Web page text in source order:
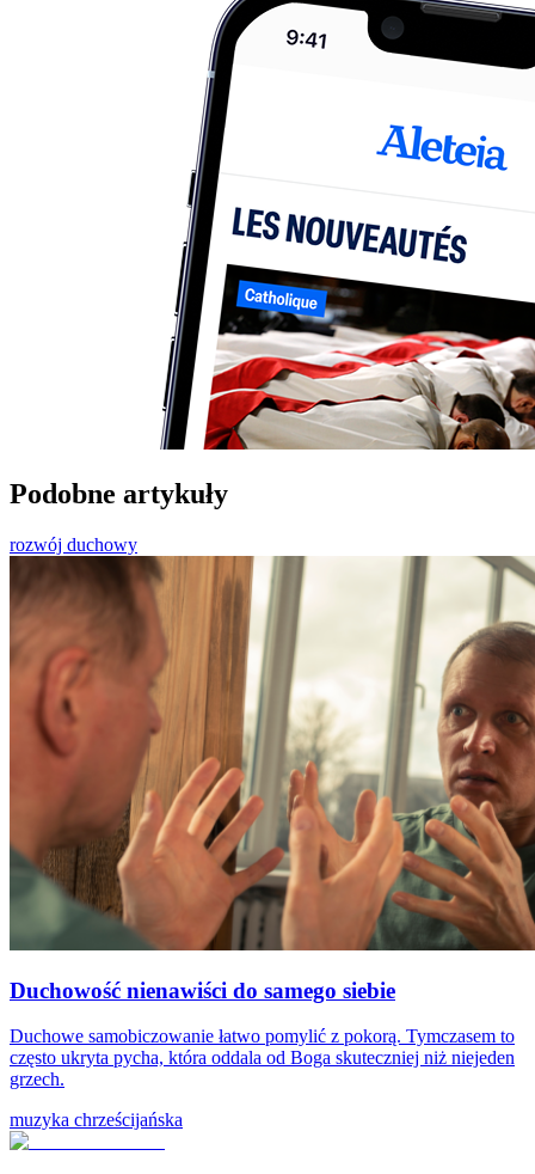
Podobne artykuły
rozwój duchowy
Duchowość nienawiści do samego siebie
Duchowe samobiczowanie łatwo pomylić z pokorą. Tymczasem to
często ukryta pycha, która oddala od Boga skuteczniej niż niejeden
grzech.
muzyka chrześcijańska